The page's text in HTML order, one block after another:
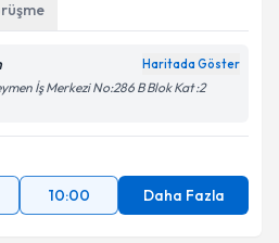
Haritada Göster
İş Merkezi No:286 B Blok Kat :2
10:00 Daha Fazla